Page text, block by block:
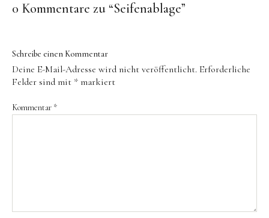
0 Kommentare zu “Seifenablage”
Schreibe einen Kommentar
Deine E-Mail-Adresse wird nicht veröffentlicht. Erforderliche
Felder sind mit * markiert
Kommentar *